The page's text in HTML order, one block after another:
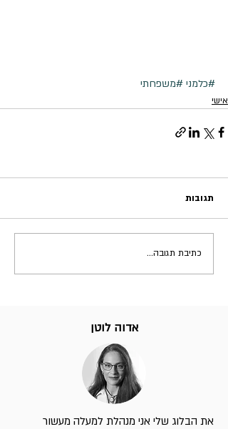
#כלמני #משפחתי
אישי
תגובות
כתיבת תגובה...
את הבלוג שלי אני מנהלת למעלה מעשור
אדוה לוטן